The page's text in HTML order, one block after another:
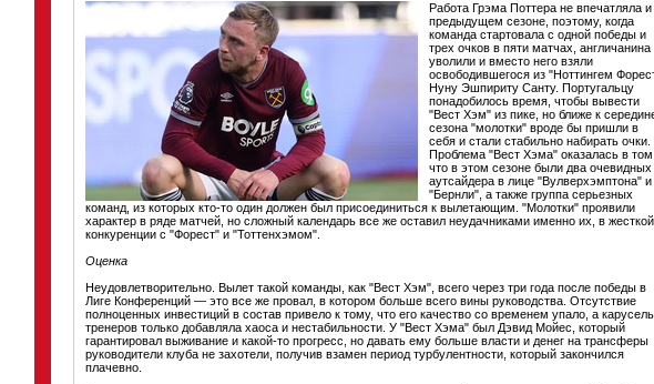
Работа Грэма Поттера не впечатляла и
предыдущем сезоне, поэтому, когда
команда стартовала с одной победы и
трех очков в пяти матчах, англичанина
уволили и вместо него взяли
освободившегося из "Ноттингем
Нуну Эшпириту Санту. Португальцу
понадобилось время, чтобы вывести
"Вест Хэм" из пике, но ближе к
сезона "молотки" вроде бы пришли в
себя и стали стабильно набирать очки.
Проблема "Вест Хэма" оказалась в
что в этом сезоне были два очевидных
аутсайдера в лице "Вулверхэмптона" и
"Бернли", а также группа серьезных
команд, из которых кто-то один должен был присоединиться к вылетающим. "Молотки" проявили
характер в ряде матчей, но сложный календарь все же оставил неудачниками именно их, в жесткой
конкуренции с "Форест" и "Тоттенхэмом".
Оценка
Неудовлетворительно. Вылет такой команды, как "Вест Хэм", всего через три года после победы в
Лиге Конференций — это все же провал, в котором больше всего вины руководства. Отсутствие
полноценных инвестиций в состав привело к тому, что его качество со временем упало, а карусель
тренеров только добавляла хаоса и нестабильности. У "Вест Хэма" был Дэвид Мойес, который
гарантировал выживание и какой-то прогресс, но давать ему больше власти и денег на трансферы
руководители клуба не захотели, получив взамен период турбулентности, который закончился
плачевно.